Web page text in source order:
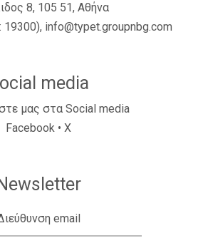
8, 105 51, Αθήνα
19300), info@typet.groupnbg.com
media
μας στα Social media
Facebook • X
email